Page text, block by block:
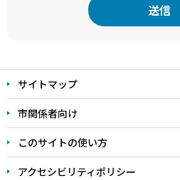
文
こ
こ
ま
で
サイトマップ
市関係者向け
このサイトの使い方
アクセシビリティポリシー